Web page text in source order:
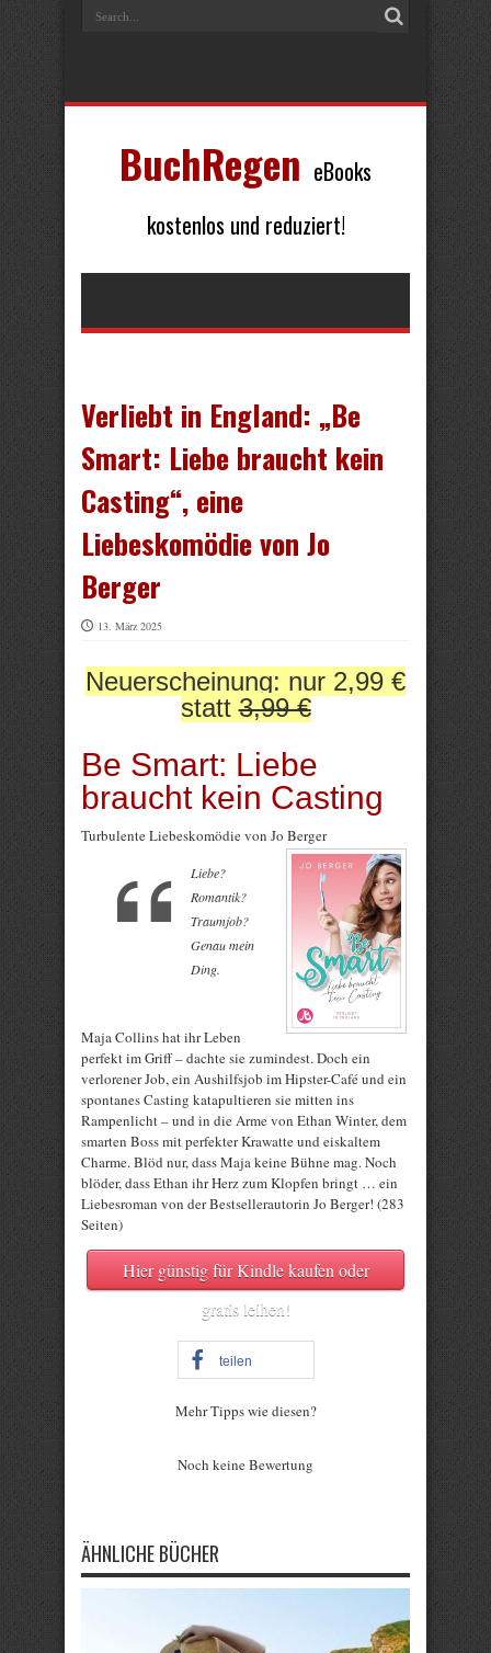
BuchRegen eBooks
kostenlos und reduziert!
Verliebt in England: „Be
Smart: Liebe braucht kein
Casting“, eine
Liebeskomödie von Jo
Berger
13. März 2025
Neuerscheinung: nur 2,99 €
statt3,99 €
Be Smart: Liebe
braucht kein Casting
Turbulente Liebeskomödie von Jo Berger
Liebe?
Romantik?
Traumjob?
Genau mein
Ding.
Maja Collins hat ihr Leben
perfekt im Griff – dachte sie zumindest. Doch ein
verlorener Job, ein Aushilfsjob im Hipster-Café und ein
spontanes Casting katapultieren sie mitten ins
Rampenlicht – und in die Arme von Ethan Winter, dem
smarten Boss mit perfekter Krawatte und eiskaltem
Charme. Blöd nur, dass Maja keine Bühne mag. Noch
blöder, dass Ethan ihr Herz zum Klopfen bringt … ein
Liebesroman von der Bestsellerautorin Jo Berger! (283
Seiten)
Hier günstig für Kindle kaufen oder
gratis leihen!
teilen
Mehr Tipps wie diesen?
Noch keine Bewertung
ÄHNLICHE BÜCHER